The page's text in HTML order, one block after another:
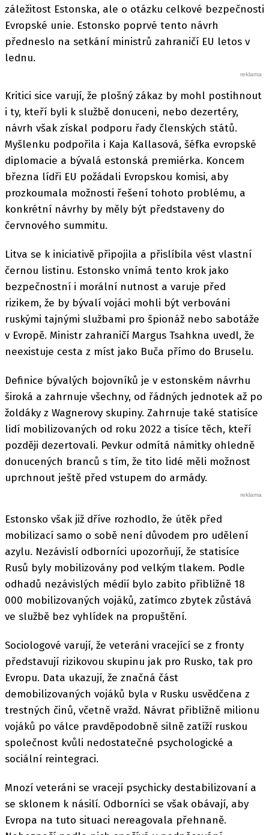
záležitost Estonska, ale o otázku celkové bezpečnosti
Evropské unie. Estonsko poprvé tento návrh
předneslo na setkání ministrů zahraničí EU letos v
lednu.
Kritici sice varují, že plošný zákaz by mohl postihnout
i ty, kteří byli k službě donuceni, nebo dezertéry,
návrh však získal podporu řady členských států.
Myšlenku podpořila i Kaja Kallasová, šéfka evropské
diplomacie a bývalá estonská premiérka. Koncem
března lídři EU požádali Evropskou komisi, aby
prozkoumala možnosti řešení tohoto problému, a
konkrétní návrhy by měly být představeny do
červnového summitu.
Litva se k iniciativě připojila a přislíbila vést vlastní
černou listinu. Estonsko vnímá tento krok jako
bezpečnostní i morální nutnost a varuje před
rizikem, že by bývalí vojáci mohli být verbováni
ruskými tajnými službami pro špionáž nebo sabotáže
v Evropě. Ministr zahraničí Margus Tsahkna uvedl, že
neexistuje cesta z míst jako Buča přímo do Bruselu.
Definice bývalých bojovníků je v estonském návrhu
široká a zahrnuje všechny, od řádných jednotek až po
žoldáky z Wagnerovy skupiny. Zahrnuje také statisíce
lidí mobilizovaných od roku 2022 a tisíce těch, kteří
později dezertovali. Pevkur odmítá námitky ohledně
donucených branců s tím, že tito lidé měli možnost
uprchnout ještě před vstupem do armády.
Estonsko však již dříve rozhodlo, že útěk před
mobilizací samo o sobě není důvodem pro udělení
azylu. Nezávislí odborníci upozorňují, že statisíce
Rusů byly mobilizovány pod velkým tlakem. Podle
odhadů nezávislých médií bylo zabito přibližně 18
000 mobilizovaných vojáků, zatímco zbytek zůstává
ve službě bez vyhlídek na propuštění.
Sociologové varují, že veteráni vracející se z fronty
představují rizikovou skupinu jak pro Rusko, tak pro
Evropu. Data ukazují, že značná část
demobilizovaných vojáků byla v Rusku usvědčena z
trestných činů, včetně vražd. Návrat přibližně milionu
vojáků po válce pravděpodobně silně zatíží ruskou
společnost kvůli nedostatečné psychologické a
sociální reintegraci.
Mnozí veteráni se vracejí psychicky destabilizovaní a
se sklonem k násilí. Odborníci se však obávají, aby
Evropa na tuto situaci nereagovala přehnaně.